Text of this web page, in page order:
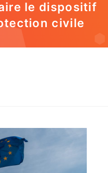
le dispositif
civile